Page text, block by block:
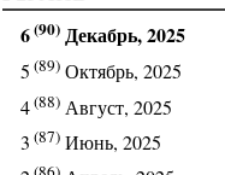
6(90) Декабрь, 2025
5 (89) Октябрь, 2025
4(88) Август, 2025
3 (87) Июнь, 2025